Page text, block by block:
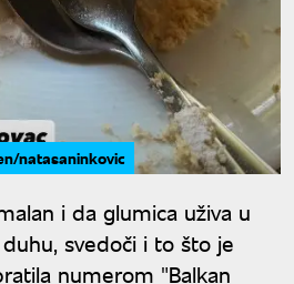
natasaninkovic
i da glumica uživa u
svedoči i to što je
numerom "Balkan